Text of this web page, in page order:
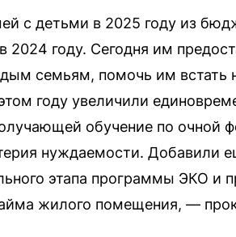
с детьми в 2025 году из
2024 году. Сегодня им
семьям, помочь им встать
году увеличили
обучение по очной
нуждаемости. Добавили
этапа программы ЭКО и
жилого помещения, —